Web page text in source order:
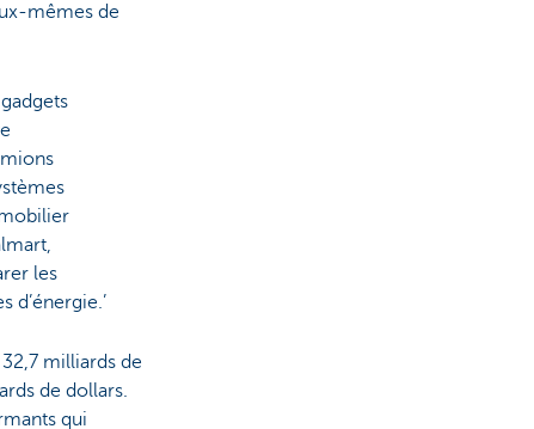
mêmes de
les
d’énergie.’
milliards de
de dollars.
qui